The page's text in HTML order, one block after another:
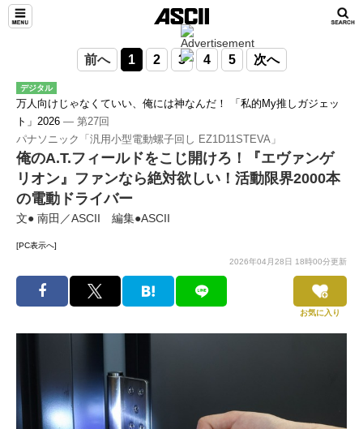
前へ 1 2 3 4 5 次へ
デジタル
万人向けじゃなくていい、俺には神なんだ！ 「私的My推しガジェッ
ト」2026 ― 第27回
パナソニック「汎用小型電動螺子回し EZ1D11STEVA」
俺のA.T.フィールドをこじ開けろ！『エヴァンゲ
リオン』ファンなら絶対欲しい！活動限界2000本
の電動ドライバー
文● 南田／ASCII 編集●ASCII
[PC表示へ]
2026年04月28日 18時00分更新
お気に入り